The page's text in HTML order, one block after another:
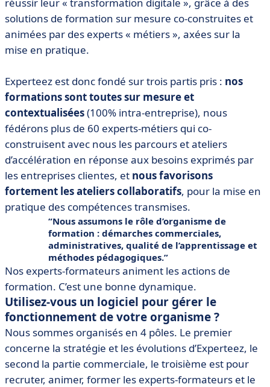
solutions de formation sur mesure co-construites et
animées par des experts « métiers », axées sur la
mise en pratique.
Experteez est donc fondé sur trois partis pris : nos
formations sont toutes sur mesure et
contextualisées(100% intra-entreprise), nous
fédérons plus de 60 experts-métiers qui co-
construisent avec nous les parcours et ateliers
d’accélération en réponse aux besoins exprimés par
les entreprises clientes, et nous favorisons
fortement les ateliers collaboratifs, pour la mise en
pratique des compétences transmises.
Nous assumons le rôle d’organisme de
formation : démarches commerciales,
administratives, qualité de l’apprentissage et
méthodes pédagogiques.
Nos experts-formateurs animent les actions de
formation. C’est une bonne dynamique.
Utilisez-vous un logiciel pour gérer le
fonctionnement de votre organisme ?
Nous sommes organisés en 4 pôles. Le premier
concerne la stratégie et les évolutions d’Experteez, le
second la partie commerciale, le troisième est pour
recruter, animer, former les experts-formateurs et le